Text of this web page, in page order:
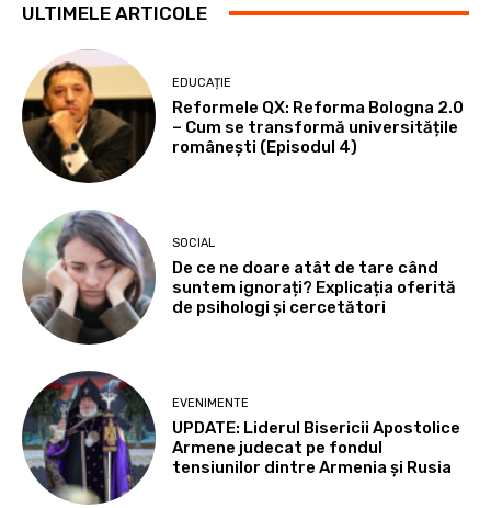
ULTIMELE ARTICOLE
EDUCAȚIE
Reformele QX: Reforma Bologna 2.0
– Cum se transformă universitățile
românești (Episodul 4)
SOCIAL
De ce ne doare atât de tare când
suntem ignorați? Explicația oferită
de psihologi și cercetători
EVENIMENTE
UPDATE: Liderul Bisericii Apostolice
Armene judecat pe fondul
tensiunilor dintre Armenia și Rusia